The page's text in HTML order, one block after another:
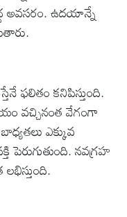
అవసరం. ఉదయాన్నే
ఫలితం కనిపిస్తుంది.
వచ్చినంత వేగంగా
ఎక్కువ
నవగ్రహ